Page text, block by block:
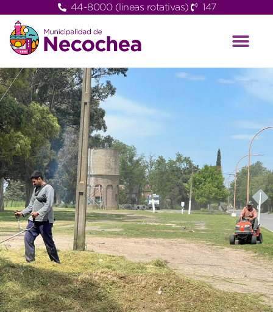
44-8000 (lineas rotativas) 147